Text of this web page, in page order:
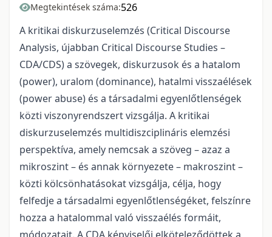
Megtekintések száma:526
A kritikai diskurzuselemzés (Critical Discourse
Analysis, újabban Critical Discourse Studies –
CDA/CDS) a szövegek, diskurzusok és a hatalom
(power), uralom (dominance), hatalmi visszaélések
(power abuse) és a társadalmi egyenlőtlenségek
közti viszonyrendszert vizsgálja. A kritikai
diskurzuselemzés multidiszciplináris elemzési
perspektíva, amely nemcsak a szöveg – azaz a
mikroszint – és annak környezete – makroszint –
közti kölcsönhatásokat vizsgálja, célja, hogy
felfedje a társadalmi egyenlőtlenségéket, felszínre
hozza a hatalommal való visszaélés formáit,